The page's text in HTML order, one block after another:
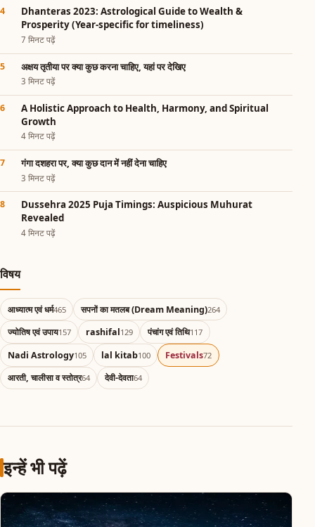
Dhanteras 2023: Astrological Guide to Wealth &
Prosperity (Year-specific for timeliness)
7 मिनट पढ़ें
अक्षय तृतीया पर क्या कुछ करना चाहिए, यहां पर देखिए
3 मिनट पढ़ें
A Holistic Approach to Health, Harmony, and Spiritual
Growth
4 मिनट पढ़ें
गंगा दशहरा पर, क्या कुछ दान में नहीं देना चाहिए
3 मिनट पढ़ें
Dussehra 2025 Puja Timings: Auspicious Muhurat
Revealed
4 मिनट पढ़ें
विषय
आध्यात्म एवं धर्म465 सपनों का मतलब (Dream Meaning)264
ज्योतिष एवं उपाय157 rashifal129 पंचांग एवं तिथि117
Nadi Astrology105 lal kitab100 Festivals72
आरती, चालीसा व स्तोत्र64 देवी-देवता64
इन्हें भी पढ़ें